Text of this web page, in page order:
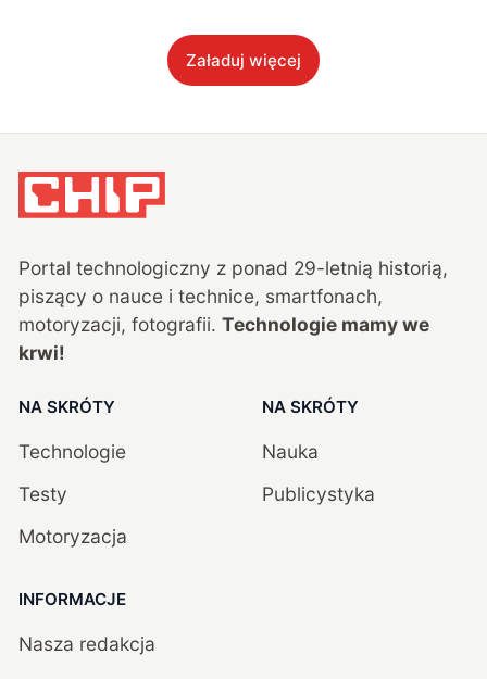
Załaduj więcej
Portal technologiczny z ponad 29-letnią historią,
piszący o nauce i technice, smartfonach,
motoryzacji, fotografii. Technologie mamy we
krwi!
NA SKRÓTY
Technologie
Testy
Motoryzacja
NA SKRÓTY
Nauka
Publicystyka
INFORMACJE
Nasza redakcja